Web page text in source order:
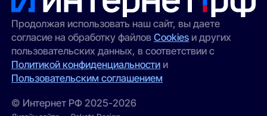
Продолжая использовать наш сайт, вы даете
согласие на обработку файловCookies и других
пользовательских данных, в соответствии с
Политикой конфиденциальности и
Пользовательским соглашением
© Интернет РФ 2025-2026